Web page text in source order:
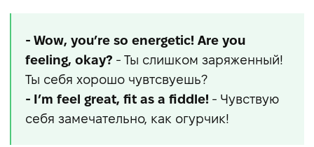
- Wow, you’re so energetic! Are you
feeling, okay? - Ты слишком заряженный!
Ты себя хорошо чувтсвуешь?
- I’m feel great, fit as a fiddle! - Чувствую
себя замечательно, как огурчик!